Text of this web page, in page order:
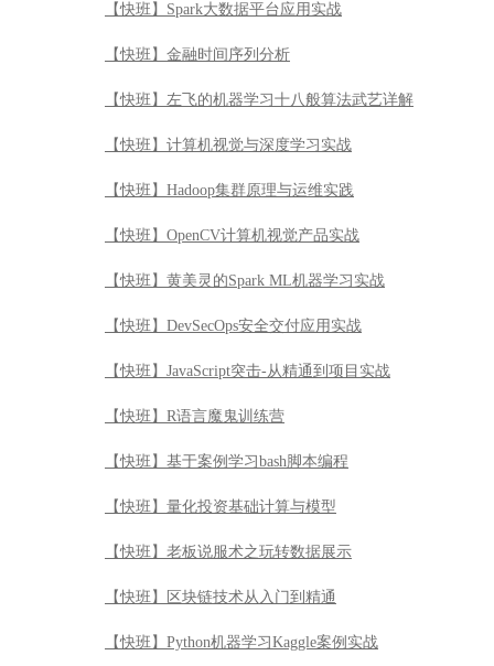
【快班】Spark大数据平台应用实战
【快班】金融时间序列分析
【快班】左飞的机器学习十八般算法武艺详解
【快班】计算机视觉与深度学习实战
【快班】Hadoop集群原理与运维实践
【快班】OpenCV计算机视觉产品实战
【快班】黄美灵的Spark ML机器学习实战
【快班】DevSecOps安全交付应用实战
【快班】JavaScript突击-从精通到项目实战
【快班】R语言魔鬼训练营
【快班】基于案例学习bash脚本编程
【快班】量化投资基础计算与模型
【快班】老板说服术之玩转数据展示
【快班】区块链技术从入门到精通
【快班】Python机器学习Kaggle案例实战